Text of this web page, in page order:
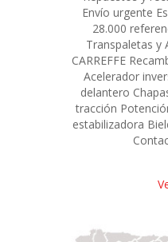
Envío urgente
28.000
Transpaletas y
CARREFFE
Acelerador
delantero
tracción
estabilizadora